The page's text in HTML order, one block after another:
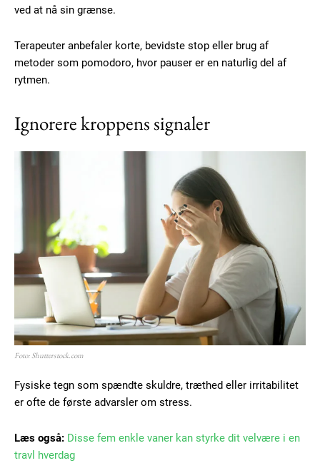
ved at nå sin grænse.
Terapeuter anbefaler korte, bevidste stop eller brug af
metoder som pomodoro, hvor pauser er en naturlig del af
rytmen.
Ignorere kroppens signaler
Foto: Shutterstock.com
Fysiske tegn som spændte skuldre, træthed eller irritabilitet
er ofte de første advarsler om stress.
Læs også: Disse fem enkle vaner kan styrke dit velvære i en
travl hverdag